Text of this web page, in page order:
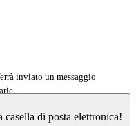
inviato un messaggio
di posta elettronica!